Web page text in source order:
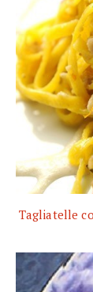
Tagliatelle